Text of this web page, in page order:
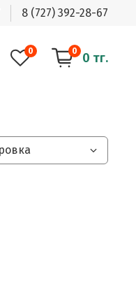
8 (727) 392-28-67
0 0 0 тг.